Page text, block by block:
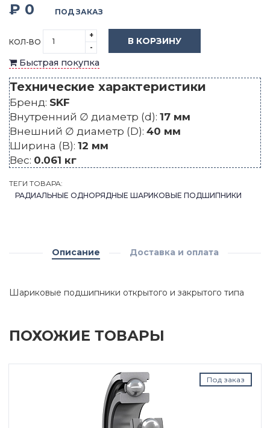
₽ 0 ПОД ЗАКАЗ
КОЛ-ВО
+
-
В КОРЗИНУ
Быстрая покупка
Технические характеристики
Бренд: SKF
Внутренний ∅ диаметр (d): 17 мм
Внешний ∅ диаметр (D): 40 мм
Ширина (B): 12 мм
Вес: 0.061 кг
ТЕГИ ТОВАРА:
РАДИАЛЬНЫЕ ОДНОРЯДНЫЕ ШАРИКОВЫЕ ПОДШИПНИКИ
Описание Доставка и оплата
Шариковые подшипники открытого и закрытого типа
ПОХОЖИЕ ТОВАРЫ
Под заказ